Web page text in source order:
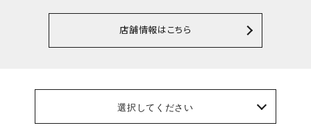
店舗情報はこちら
選択してください